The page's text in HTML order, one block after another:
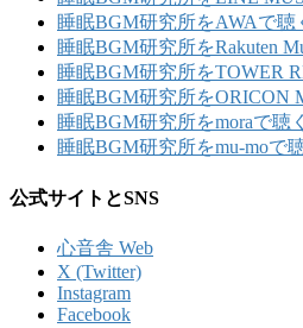
睡眠BGM研究所をAWAで聴
睡眠BGM研究所をRakuten
睡眠BGM研究所をTOWER
睡眠BGM研究所をORICON
睡眠BGM研究所をmoraで聴く
睡眠BGM研究所をmu-moで
公式サイトとSNS
心音舎 Web
X (Twitter)
Instagram
Facebook